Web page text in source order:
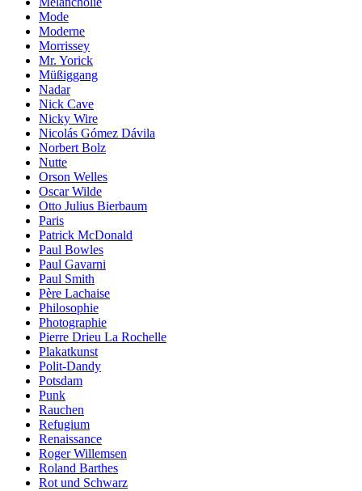
Mode
Moderne
Morrissey
Mr. Yorick
Müßiggang
Nadar
Nick Cave
Nicky Wire
Nicolás Gómez Dávila
Norbert Bolz
Nutte
Orson Welles
Oscar Wilde
Otto Julius Bierbaum
Paris
Patrick McDonald
Paul Bowles
Paul Gavarni
Paul Smith
Père Lachaise
Philosophie
Photographie
Pierre Drieu La Rochelle
Plakatkunst
Polit-Dandy
Potsdam
Punk
Rauchen
Refugium
Renaissance
Roger Willemsen
Roland Barthes
Rot und Schwarz